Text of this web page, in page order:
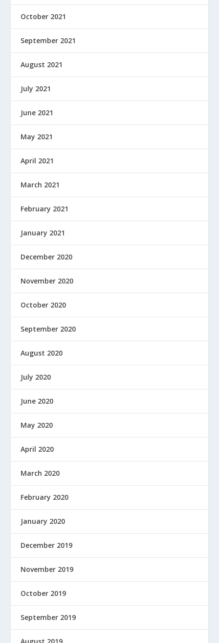
October 2021
September 2021
August 2021
July 2021
June 2021
May 2021
April 2021
March 2021
February 2021
January 2021
December 2020
November 2020
October 2020
September 2020
August 2020
July 2020
June 2020
May 2020
April 2020
March 2020
February 2020
January 2020
December 2019
November 2019
October 2019
September 2019